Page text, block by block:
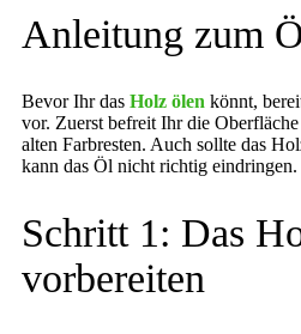
Anleitung zum
Bevor Ihr das Holz ölen könnt,
vor. Zuerst befreit Ihr die
alten Farbresten. Auch sollte das
kann das Öl nicht richtig eindringen.
Schritt 1: Das
vorbereiten